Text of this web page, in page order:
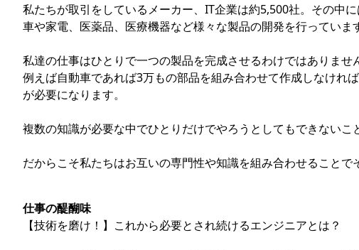
私たちが取引をしているメーカー、IT企業は約5,500社。その中
車や家電、医薬品、医療機器など様々な製品の開発を行っていま
私達の仕事はひとりで一つの製品を完成させるわけではありませ
例えば自動車であれば3万もの部品を組み合わせて作成しなけれ
が必要になります。
複数の知識が必要な中でひとりだけでやろうとしてもできないこ
だからこそ私たちはお互いの専門性や知識を組み合わせること
仕事の醍醐味
【技術を磨け！】これから必要とされ続けるエンジニアとは？